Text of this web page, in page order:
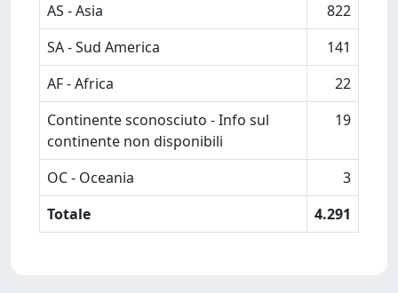
AS - Asia
822
SA - Sud America
141
AF - Africa
22
Continente sconosciuto - Info sul
continente non disponibili
19
OC - Oceania
3
Totale
4.291